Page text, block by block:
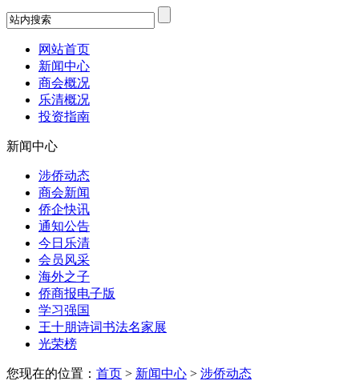
网站首页
新闻中心
商会概况
乐清概况
投资指南
新闻中心
涉侨动态
商会新闻
侨企快讯
通知公告
今日乐清
会员风采
海外之子
侨商报电子版
学习强国
王十朋诗词书法名家展
光荣榜
您现在的位置： 首页 > 新闻中心 > 涉侨动态